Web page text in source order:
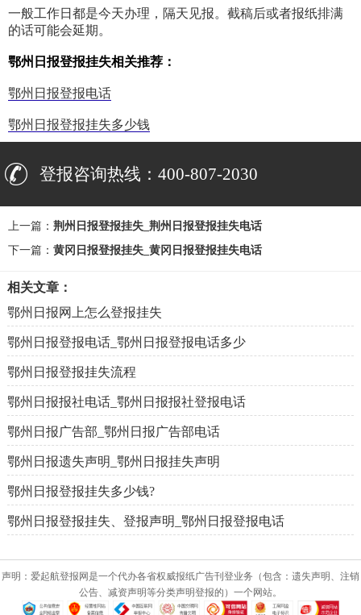
一般工作日都是今天办理，隔天见报。截稿后或者报纸排满
的话可能会延期。
鄂州日报登报挂失相关推荐：
鄂州日报登报电话
鄂州日报登报挂失多少钱
登报咨询热线：400-807-2030
上一篇： 荆州日报登报挂失_荆州日报登报挂失电话
下一篇： 黄冈日报登报挂失_黄冈日报登报挂失电话
相关文章：
鄂州日报网上怎么登报挂失
鄂州日报登报电话_鄂州日报登报电话多少
鄂州日报登报挂失流程
鄂州日报报社电话_鄂州日报报社登报电话
鄂州日报广告部_鄂州日报广告部电话
鄂州日报遗失声明_鄂州日报挂失声明
鄂州日报登报挂失多少钱?
鄂州日报登报挂失、登报声明_鄂州日报登报电话
声明：爱起航登报网是一个代办各省权威报纸广告刊登业务（包含：遗失声明、注销
公告、减资声明等分类声明登报的）一个网站。